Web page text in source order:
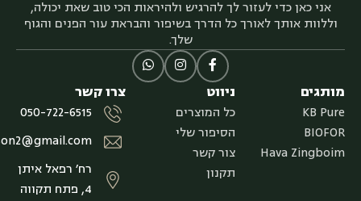
אני כאן כדי לעזור לך להרגיש ולהיראות הכי טוב שאת יכולה,
וללוות אותך לאורך כל הדרך בשיפור והבראת עור הפנים והגוף
שלך.
מותגים
KB Pure
BIOFOR
Hava Zingboim
ניווט
כל המוצרים
הסיפור שלי
צור קשר
תקנון
צרו קשר
050-722-6515
רח׳ רפאל איתן
4, פתח תקווה